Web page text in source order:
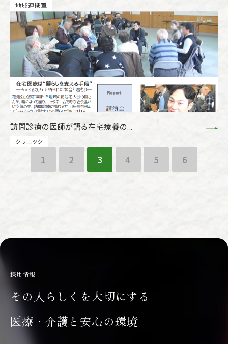
地域連携室
訪問診療の医師が語る在宅療養の...
クリニック
1 2 3 4 5 6
採用情報
その人らしくを大切にする
医療・介護と安心の環境